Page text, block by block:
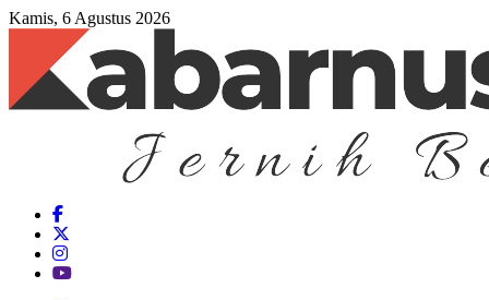
Kamis, 6 Agustus 2026